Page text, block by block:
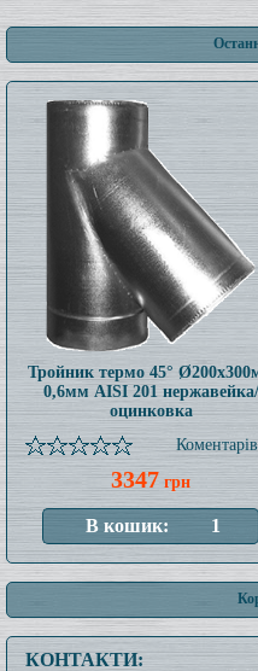
Тройник термо 45°
0,6мм AISI 201 нержавейка/
оцинковка
3347 грн
КОНТАКТИ: